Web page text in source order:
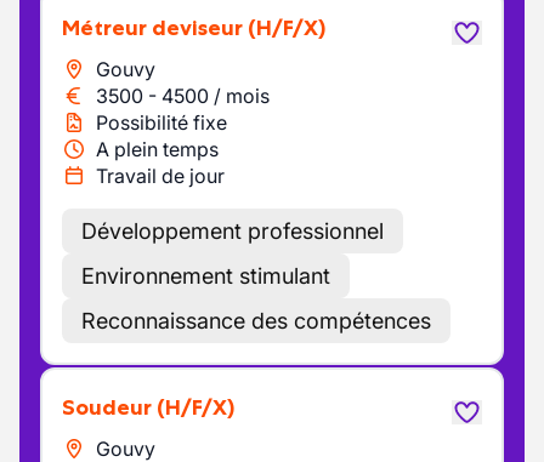
Métreur deviseur (H/F/X)
Gouvy
3500 - 4500 / mois
Possibilité fixe
A plein temps
Travail de jour
Développement professionnel
Environnement stimulant
Reconnaissance des compétences
Soudeur (H/F/X)
Gouvy